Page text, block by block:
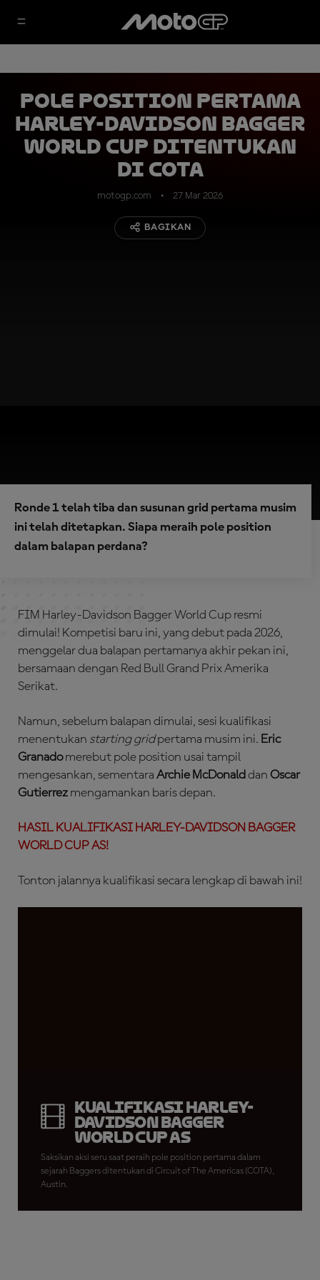
Pole Position Pertama
Harley-Davidson Bagger
World Cup Ditentukan
di COTA
motogp.com 27 Mar 2026
BAGIKAN
Ronde 1 telah tiba dan susunan grid pertama musim
ini telah ditetapkan. Siapa meraih pole position
dalam balapan perdana?
FIM Harley-Davidson Bagger World Cup resmi
dimulai! Kompetisi baru ini, yang debut pada 2026,
menggelar dua balapan pertamanya akhir pekan ini,
bersamaan dengan Red Bull Grand Prix Amerika
Serikat.
Namun, sebelum balapan dimulai, sesi kualifikasi
menentukan starting gridpertama musim ini. Eric
Granadomerebut pole position usai tampil
mengesankan, sementara Archie McDonald dan Oscar
Gutierrez mengamankan baris depan.
HASIL KUALIFIKASI HARLEY-DAVIDSON BAGGER
WORLD CUP AS!
Tonton jalannya kualifikasi secara lengkap di bawah ini!
Kualifikasi Harley-
Davidson Bagger
World Cup AS
Saksikan aksi seru saat peraih pole position pertama dalam
sejarah Baggers ditentukan di Circuit of The Americas (COTA),
Austin.